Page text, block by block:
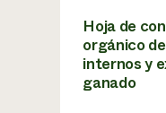
Hoja de
orgánico
internos y
ganado